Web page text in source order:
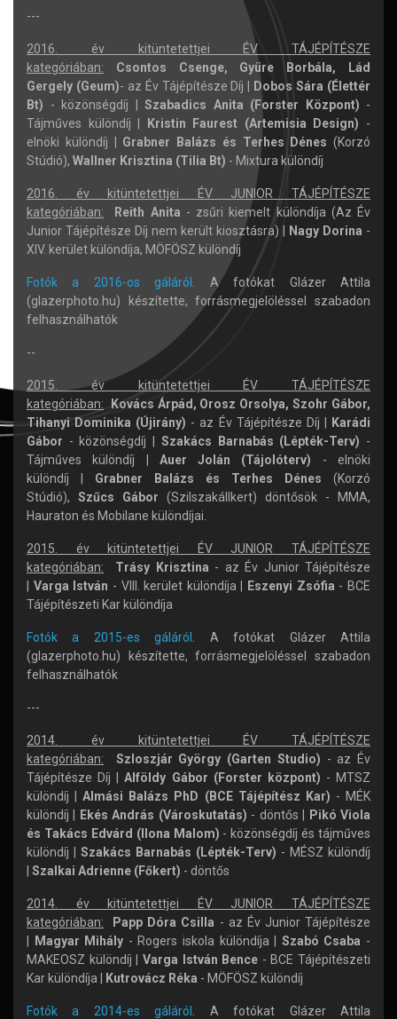
---
2016. év kitüntetettjei ÉV TÁJÉPÍTÉSZE
kategóriában:
Csontos Csenge, Gyüre Borbála, Lád
Gergely (Geum)- az Év Tájépítésze Díj |
Dobos Sára (Élettér
Bt) - közönségdíj | Szabadics Anita (Forster Központ) -
Tájműves különdíj |
Kristin Faurest (Artemisia Design) -
elnöki különdíj | Grabner Balázs és Terhes Dénes (Korzó
Stúdió), Wallner Krisztina (Tilia Bt) - Mixtura különdíj
2016. év kitüntetettjei ÉV JUNIOR TÁJÉPÍTÉSZE
kategóriában:
Reith Anita - zsűri kiemelt különdíja (Az Év
Junior Tájépítésze Díj nem került kiosztásra) |
Nagy Dorina -
XIV. kerület különdíja, MÖFÖSZ különdíj
Fotók a 2016-os gáláról
. A fotókat Glázer Attila
(glazerphoto.hu) készítette, forrásmegjelöléssel szabadon
felhasználhatók
--
2015. év kitüntetettjei ÉV TÁJÉPÍTÉSZE
kategóriában:
Kovács Árpád, Orosz Orsolya, Szohr Gábor,
Tihanyi Dominika (Újirány) - az Év Tájépítésze Díj |
Karádi
Gábor - közönségdíj | Szakács Barnabás (Lépték-Terv) -
Tájműves különdíj | Auer Jolán (Tájolóterv) - elnöki
különdíj | Grabner Balázs és Terhes Dénes (Korzó
Stúdió), Szűcs Gábor (Szilszakállkert) döntősök - MMA,
Hauraton és Mobilane különdíjai.
2015. év kitüntetettjei ÉV JUNIOR TÁJÉPÍTÉSZE
kategóriában:
Trásy Krisztina - az Év Junior Tájépítésze
Varga István - VIII. kerület különdíja | Eszenyi Zsófia - BCE
Tájépítészeti Kar különdíja
Fotók a 2015-es gáláról
. A fotókat Glázer Attila
(glazerphoto.hu) készítette, forrásmegjelöléssel szabadon
felhasználhatók
---
2014. év kitüntetettjei ÉV TÁJÉPÍTÉSZE
kategóriában:
Szloszjár György (Garten Studio) - az Év
Tájépítésze Díj |Alföldy Gábor (Forster központ) - MTSZ
különdíj |Almási Balázs PhD (BCE Tájépítész Kar) - MÉK
különdíj |
Ekés András (Városkutatás) - döntős |
Pikó Viola
és Takács Edvárd (Ilona Malom) - közönségdíj és tájműves
különdíj | Szakács Barnabás (Lépték-Terv) - MÉSZ különdíj
Szalkai Adrienne (Főkert) - döntős
2014. év kitüntetettjei ÉV JUNIOR TÁJÉPÍTÉSZE
kategóriában:
Papp Dóra Csilla - az Év Junior Tájépítésze
Magyar Mihály - Rogers iskola különdíja | Szabó Csaba -
MAKEOSZ különdíj | Varga István Bence - BCE Tájépítészeti
Kar különdíja |
Kutrovácz Réka - MÖFÖSZ különdíj
Fotók a 2014-es gáláról
. A fotókat Glázer Attila